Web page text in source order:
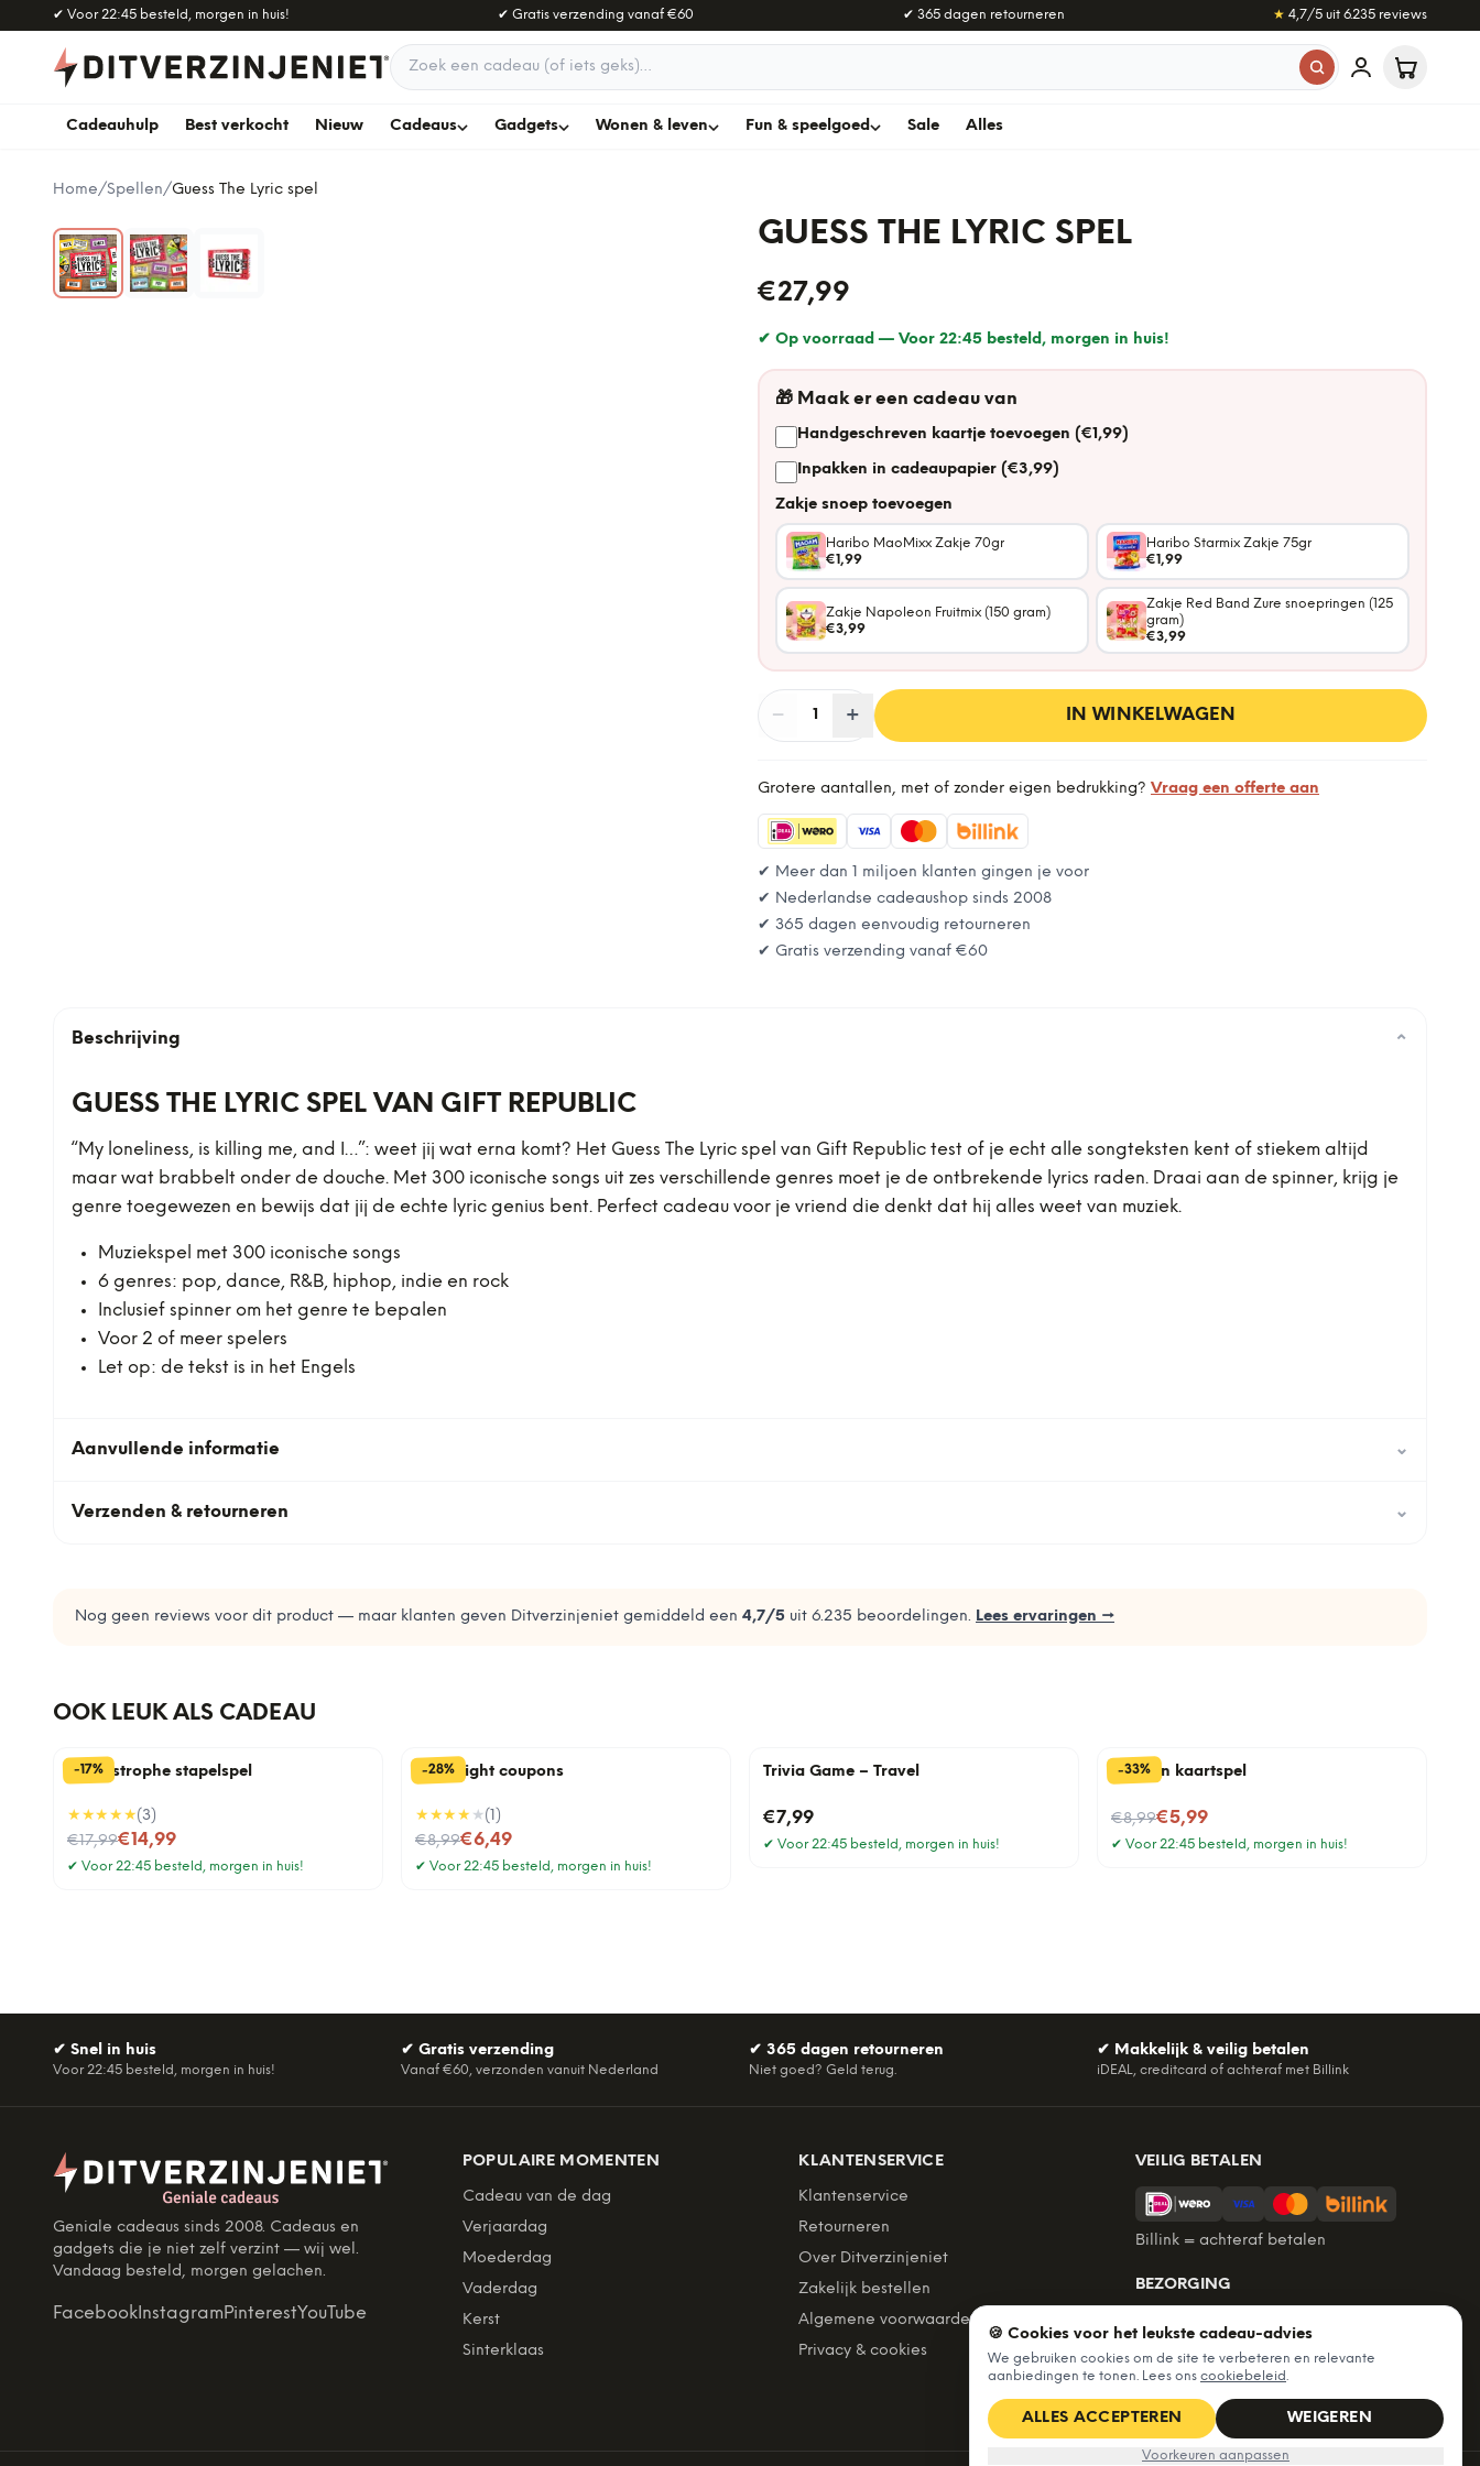
Naar hoofdinhoud
✔ Voor 22:45 besteld, morgen in huis! ✔ Gratis verzending vanaf€60 ✔ 365 dagen retourneren ★ 4,7/5 uit 6.235reviews
Zoek een cadeau
Cadeauhulp Best verkocht Nieuw Cadeaus Gadgets Wonen & leven Fun & speelgoed Sale Alles
Home/Spellen/Guess The Lyric spel
GUESS THE LYRIC SPEL
€27,99
✔ Op voorraad — Voor 22:45 besteld, morgen in huis!
🎁 Maak er een cadeau van
Handgeschreven kaartje toevoegen (€1,99)
Inpakken in cadeaupapier (€3,99)
Zakje snoep toevoegen
Haribo MaoMixx Zakje 70gr
€1,99
Haribo Starmix Zakje 75gr
€1,99
Zakje Napoleon Fruitmix (150 gram)
€3,99
Zakje Red Band Zure snoepringen (125
gram)
€3,99
− Aantal
1 + IN WINKELWAGEN
Grotere aantallen, met of zonder eigen bedrukking? Vraag een offerte aan
✔ Meer dan 1 miljoen klanten gingen je voor
✔ Nederlandse cadeaushop sinds 2008
✔ 365 dagen eenvoudig retourneren
✔ Gratis verzending vanaf €60
Beschrijving ⌄
GUESS THE LYRIC SPEL VAN GIFT REPUBLIC
“My loneliness, is killing me, and I…”: weet jij wat erna komt? Het Guess The Lyric spel van Gift Republic test of je echt alle songteksten kent of stiekem altijd
maar wat brabbelt onder de douche. Met 300 iconische songs uit zes verschillende genres moet je de ontbrekende lyrics raden. Draai aan de spinner, krijg je
genre toegewezen en bewijs dat jij de echte lyric genius bent. Perfect cadeau voor je vriend die denkt dat hij alles weet van muziek.
Muziekspel met 300 iconische songs
6 genres: pop, dance, R&B, hiphop, indie en rock
Inclusief spinner om het genre te bepalen
Voor 2 of meer spelers
Let op: de tekst is in het Engels
Aanvullende informatie ⌄
Verzenden & retourneren ⌄
Nog geen reviews voor dit product — maar klanten geven Ditverzinjeniet gemiddeld een 4,7/5 uit 6.235 beoordelingen. Lees ervaringen →
OOK LEUK ALS CADEAU
-17%
Cat-astrophe stapelspel
★★★★★(3)
€17,99
Nu voor€14,99
✔ Voor 22:45 besteld, morgen in huis!
-28%
Date night coupons
★★★★ ★( 1 )
€8,99
Nu voor€6,49
✔ Voor 22:45 besteld, morgen in huis!
Trivia Game – Travel
€7,99
✔ Voor 22:45 besteld, morgen in huis!
-33%
Gouden kaartspel
€8,99
Nu voor€5,99
✔ Voor 22:45 besteld, morgen in huis!
✔ Snel in huis
Voor 22:45 besteld, morgen in huis!
✔ Gratis verzending
Vanaf €60, verzonden vanuit Nederland
✔ 365 dagen retourneren
Niet goed? Geld terug.
✔ Makkelijk & veilig betalen
iDEAL, creditcard of achteraf met Billink
Geniale cadeaus sinds 2008. Cadeaus en
gadgets die je niet zelf verzint — wij wel.
Vandaag besteld, morgen gelachen.
Facebook InstagramPinterestYouTube
POPULAIRE MOMENTEN
Cadeau van de dag
Verjaardag
Moederdag
Vaderdag
Kerst
Sinterklaas
KLANTENSERVICE
Klantenservice
Retourneren
Over Ditverzinjeniet
Zakelijk bestellen
Algemene voorwaarden
Privacy & cookies
VEILIG BETALEN
Billink = achteraf betalen
BEZORGING
Gratis verzending vanaf €60. Tot 365
dagen retourneren.
★ 4,7/5 uit 6.235beoordelingen
🍪 Cookies voor het leukste cadeau-advies
We gebruiken cookies om de site te verbeteren en relevante
aanbiedingen te tonen. Lees ons cookiebeleid.
ALLES ACCEPTEREN WEIGEREN
Voorkeuren aanpassen